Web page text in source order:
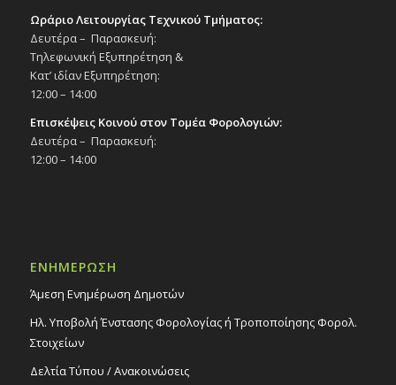
Ωράριο Λειτουργίας Τεχνικού Τμήματος:
Δευτέρα – Παρασκευή:
Τηλεφωνική Εξυπηρέτηση &
Κατ’ ιδίαν Εξυπηρέτηση:
12:00 – 14:00
Επισκέψεις Κοινού στον Τομέα Φορολογιών:
Δευτέρα – Παρασκευή:
12:00 – 14:00
ΕΝΗΜΕΡΩΣΗ
Άμεση Ενημέρωση Δημοτών
Ηλ. Υποβολή Ένστασης Φορολογίας ή Τροποποίησης Φορολ.
Στοιχείων
Δελτία Τύπου / Ανακοινώσεις